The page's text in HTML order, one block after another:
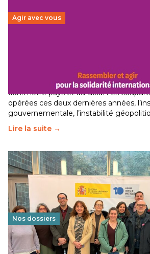
Agir avec vous
Le secteur humanitaire connaît des
dans notre pays et au-delà. Les
opérées ces deux dernières années,
gouvernementale, l’instabilité
Lire la suite →
Nos dossiers
Éducation au vivre-ensemble :